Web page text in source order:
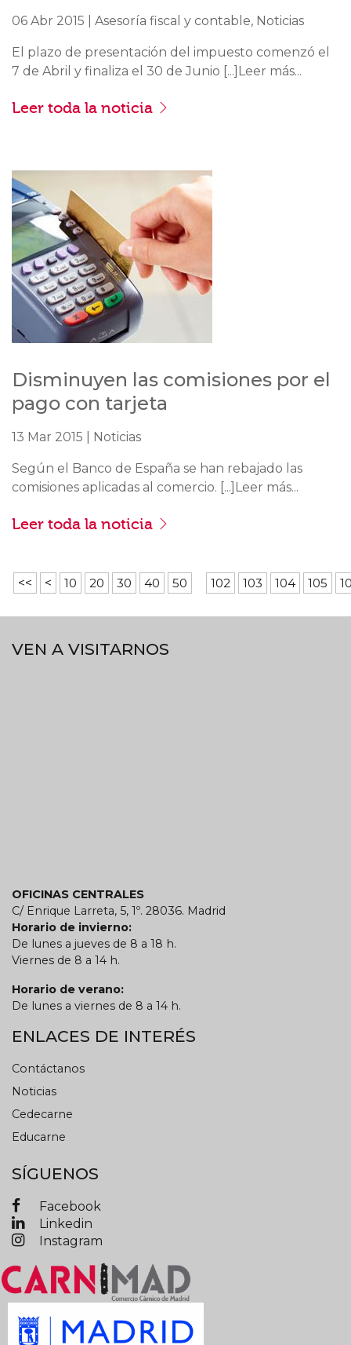
06 Abr 2015 | Asesoría fiscal y contable, Noticias
El plazo de presentación del impuesto comenzó el
7 de Abril y finaliza el 30 de Junio [...]Leer más...
Leer toda la noticia
Disminuyen las comisiones por el
pago con tarjeta
13 Mar 2015 | Noticias
Según el Banco de España se han rebajado las
comisiones aplicadas al comercio. [...]Leer más...
Leer toda la noticia
<< < 10 20 30 40 50 102 103 104 105
VEN A VISITARNOS
OFICINAS CENTRALES
C/ Enrique Larreta, 5, 1º. 28036. Madrid
Horario de invierno:
De lunes a jueves de 8 a 18 h.
Viernes de 8 a 14 h.
Horario de verano:
De lunes a viernes de 8 a 14 h.
ENLACES DE INTERÉS
Contáctanos
Noticias
Cedecarne
Educarne
SÍGUENOS
Facebook
Linkedin
Instagram